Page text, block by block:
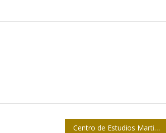
Centro de Estudios Martianos recordará a Cintio Vitier en aniversario 99 de su natalicio